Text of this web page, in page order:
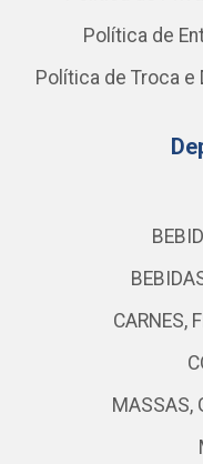
Política de
Política de Troca e
CARNES,
MASSAS,